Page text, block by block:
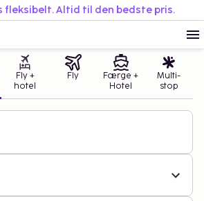
fleksibelt. Altid til den bedste pris.
Fly +
hotel
Fly
Færge +
Hotel
Multi-
stop